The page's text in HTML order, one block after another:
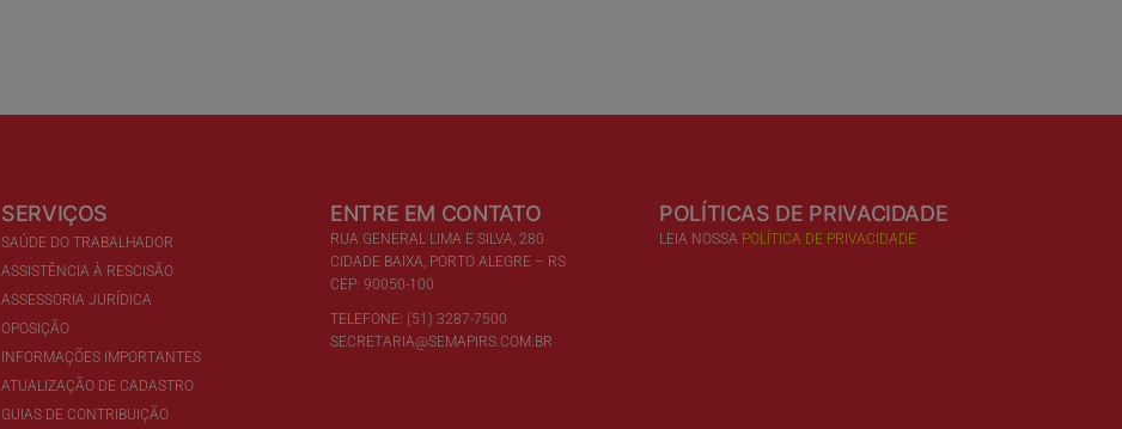
SERVIÇOS
SAÚDE DO TRABALHADOR
ASSISTÊNCIA À RESCISÃO
ASSESSORIA JURÍDICA
OPOSIÇÃO
INFORMAÇÕES IMPORTANTES
ATUALIZAÇÃO DE CADASTRO
GUIAS DE CONTRIBUIÇÃO
ENTRE EM CONTATO
RUA GENERAL LIMA E SILVA, 280
CIDADE BAIXA, PORTO ALEGRE – RS
CEP: 90050-100
TELEFONE: (51) 3287-7500
SECRETARIA@SEMAPIRS.COM.BR
POLÍTICAS DE PRIVACIDADE
LEIA NOSSA POLÍTICA DE PRIVACIDADE